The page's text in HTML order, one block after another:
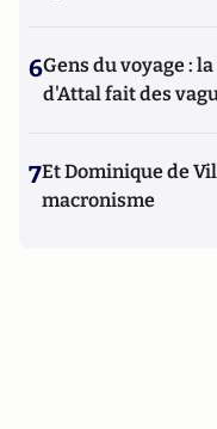
6Gens du voyage :
d'Attal fait des
7Et Dominique de
macronisme